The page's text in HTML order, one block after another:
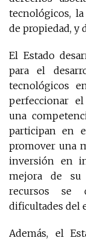
tecnológicos,
de propiedad, y
El Estado
para el
tecnológicos
perfeccionar
una
participan en
promover una
inversión en
mejora de su
recursos se
dificultades del
Además, el